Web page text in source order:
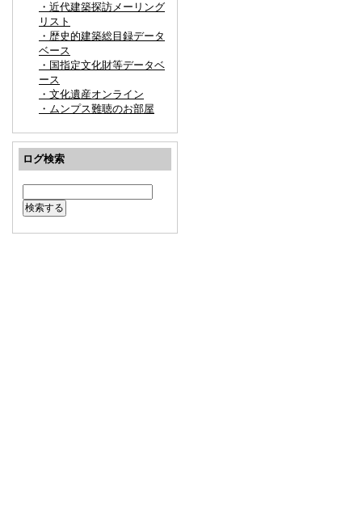
・近代建築探訪メーリング
リスト
・歴史的建築総目録データ
ベース
・国指定文化財等データベ
ース
・文化遺産オンライン
・ムンプス難聴のお部屋
ログ検索